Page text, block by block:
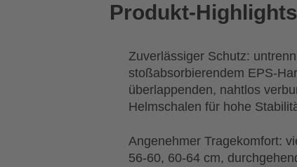
Produkt-Highlights
Zuverlässiger Schutz:
stoßabsorbierendem EPS-
überlappenden, nahtlos
Helmschalen für hohe
Angenehmer Tragekomfort:
56-60, 60-64 cm,